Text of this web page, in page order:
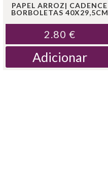
PAPEL ARROZ| CADENCE
BORBOLETAS 40X29,5CM
2.80 €
Adicionar